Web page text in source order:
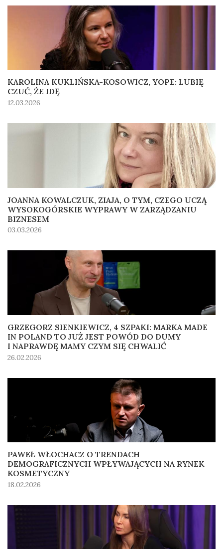
KAROLINA KUKLIŃSKA-KOSOWICZ, YOPE: LUBIĘ
CZUĆ, ŻE IDĘ
12.03.2026
JOANNA KOWALCZUK, ZIAJA, O TYM, CZEGO UCZĄ
WYSOKOGÓRSKIE WYPRAWY W ZARZĄDZANIU
BIZNESEM
03.03.2026
GRZEGORZ SIENKIEWICZ, 4 SZPAKI: MARKA MADE
IN POLAND TO JUŻ JEST POWÓD DO DUMY
I NAPRAWDĘ MAMY CZYM SIĘ CHWALIĆ
26.02.2026
PAWEŁ WŁOCHACZ O TRENDACH
DEMOGRAFICZNYCH WPŁYWAJĄCYCH NA RYNEK
KOSMETYCZNY
18.02.2026